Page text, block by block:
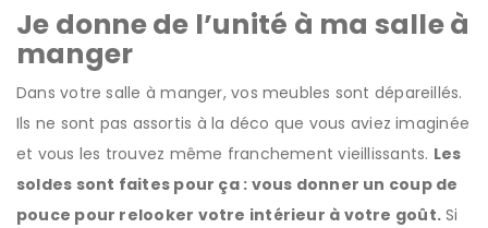
Je donne de l’unité à ma salle à
manger
Dans votre salle à manger, vos meubles sont dépareillés.
Ils ne sont pas assortis à la déco que vous aviez imaginée
et vous les trouvez même franchement vieillissants. Les
soldes sont faites pour ça : vous donner un coup de
pouce pour relooker votre intérieur à votre goût. Si